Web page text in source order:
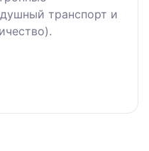
транспорт и